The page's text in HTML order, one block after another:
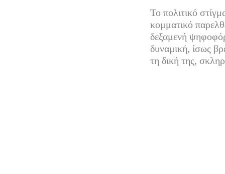
Το πολιτικό
κομματικό
δεξαμενή
δυναμική, ίσως
τη δική της,